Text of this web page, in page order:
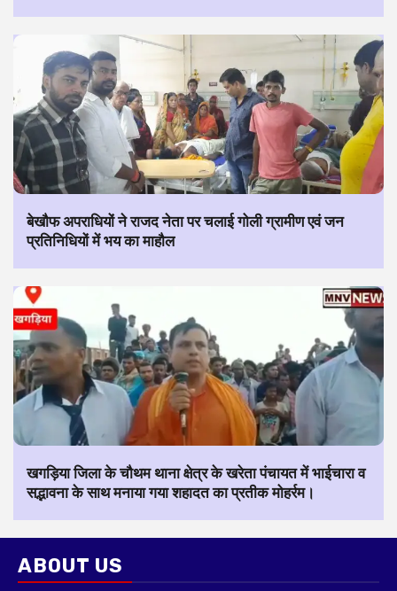
बेखौफ अपराधियों ने राजद नेता पर चलाई गोली ग्रामीण एवं जन
प्रतिनिधियों में भय का माहौल
खगड़िया जिला के चौथम थाना क्षेत्र के खरेता पंचायत में भाईचारा व
सद्भावना के साथ मनाया गया शहादत का प्रतीक मोहर्रम।
ABOUT US